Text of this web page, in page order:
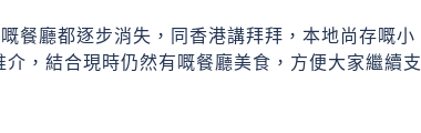
餐廳都逐步消失，同香港講拜拜，本地尚存嘅小
，結合現時仍然有嘅餐廳美食，方便大家繼續支